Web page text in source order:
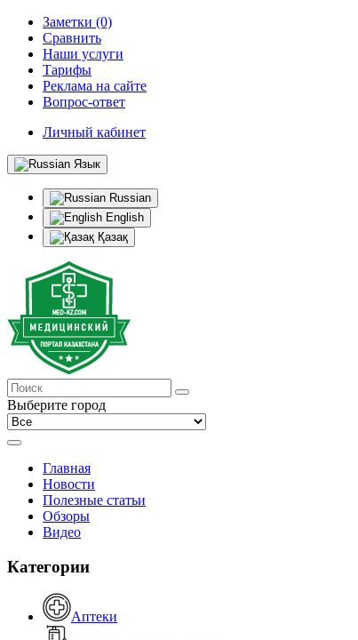
Заметки (0)
Сравнить
Наши услуги
Тарифы
Реклама на сайте
Вопрос-ответ
Личный кабинет
Язык
Russian
English
Қазақ
Выберите город
Главная
Новости
Полезные статьи
Обзоры
Видео
Категории
Аптеки